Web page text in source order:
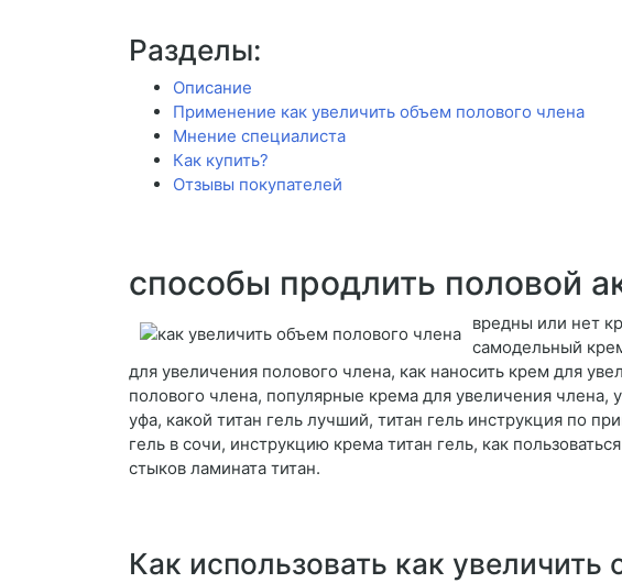
Разделы:
Описание
Применение как увеличить объем полового члена
Мнение специалиста
Как купить?
Отзывы покупателей
способы продлить половой
вредны или нет
самодельный
для увеличения полового члена, как наносить крем для
полового члена, популярные крема для увеличения члена,
уфа, какой титан гель лучший, титан гель инструкция по
гель в сочи, инструкцию крема титан гель, как
стыков ламината титан.
Как использовать как увеличить